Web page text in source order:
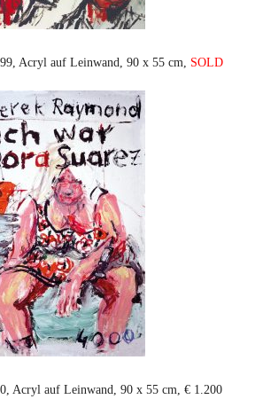
Acryl auf Leinwand, 90 x 55 cm, SOLD
Acryl auf Leinwand, 90 x 55 cm, € 1.200